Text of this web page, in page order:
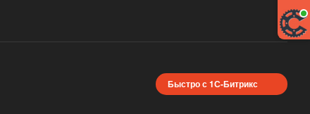
Быстро с 1С-Битрикс